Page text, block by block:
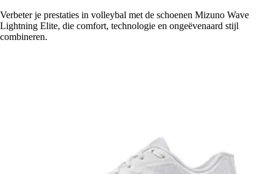
Verbeter je prestaties in volleybal met de schoenen Mizuno Wave
Lightning Elite, die comfort, technologie en ongeëvenaard stijl
combineren.